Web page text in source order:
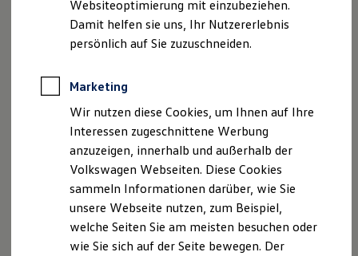
Elektrofahrzeugkonzepte
ID. EVERY1
Reichweite
Rekuperation
Laden unterwegs
Laden Zuhause
Ladestationen finden
Ladezeitensimulator
Batterie
Sicherheit
Nachhaltigkeit
Technologie
Kosten und Kauf
Geschäftsführer: Klaus Maier
Umsatzsteueridentifikationsnummer: DE249252137
Registergericht & Handelsregister: Amtsgericht Hanau
Hinweis gemäß § 36
zur Teilnahme an einem Streitbeilegungsverfahren
vor einer Verbraucherschlichtungsstelle weder bereit
noch dazu verpflichtet.
Datenschutzerklärung
Websiteoptimierung mit einzubeziehen.
Damit helfen sie uns, Ihr Nutzererlebnis
persönlich auf Sie zuzuschneiden.
Marketing
Wir nutzen diese Cookies, um Ihnen auf Ihre
Interessen zugeschnittene Werbung
anzuzeigen, innerhalb und außerhalb der
Volkswagen Webseiten. Diese Cookies
sammeln Informationen darüber, wie Sie
unsere Webseite nutzen, zum Beispiel,
welche Seiten Sie am meisten besuchen oder
wie Sie sich auf der Seite bewegen. Der